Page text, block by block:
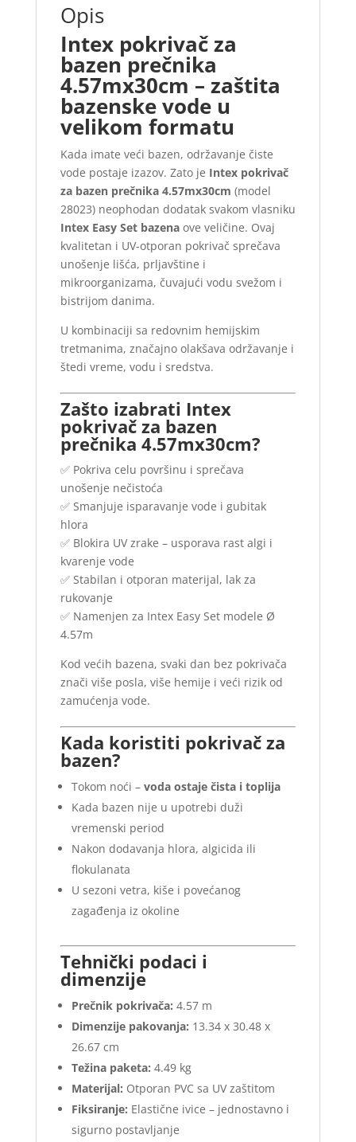
Opis
Intex pokrivač za
bazen prečnika
4.57mx30cm – zaštita
bazenske vode u
velikom formatu
Kada imate veći bazen, održavanje čiste
vode postaje izazov. Zato je Intex pokrivač
za bazen prečnika 4.57mx30cm (model
28023) neophodan dodatak svakom vlasniku
Intex Easy Set bazenaove veličine. Ovaj
kvalitetan i UV-otporan pokrivač sprečava
unošenje lišća, prljavštine i
mikroorganizama, čuvajući vodu svežom i
bistrijom danima.
U kombinaciji sa redovnim hemijskim
tretmanima, značajno olakšava održavanje i
štedi vreme, vodu i sredstva.
Zašto izabrati Intex
pokrivač za bazen
prečnika 4.57mx30cm?
✅ Pokriva celu površinu i sprečava
unošenje nečistoća
✅ Smanjuje isparavanje vode i gubitak
hlora
✅ Blokira UV zrake – usporava rast algi i
kvarenje vode
✅ Stabilan i otporan materijal, lak za
rukovanje
✅ Namenjen za Intex Easy Set modele Ø
4.57m
Kod većih bazena, svaki dan bez pokrivača
znači više posla, više hemije i veći rizik od
zamućenja vode.
Kada koristiti pokrivač za
bazen?
Tokom noći – voda ostaje čista i toplija
Kada bazen nije u upotrebi duži
vremenski period
Nakon dodavanja hlora, algicida ili
flokulanata
U sezoni vetra, kiše i povećanog
zagađenja iz okoline
Tehnički podaci i
dimenzije
Prečnik pokrivača: 4.57 m
Dimenzije pakovanja: 13.34 x 30.48 x
26.67 cm
Težina paketa: 4.49 kg
Materijal: Otporan PVC sa UV zaštitom
Fiksiranje: Elastične ivice – jednostavno i
sigurno postavljanje